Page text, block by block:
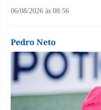
06/08/2026 às 08:56
Pedro Neto